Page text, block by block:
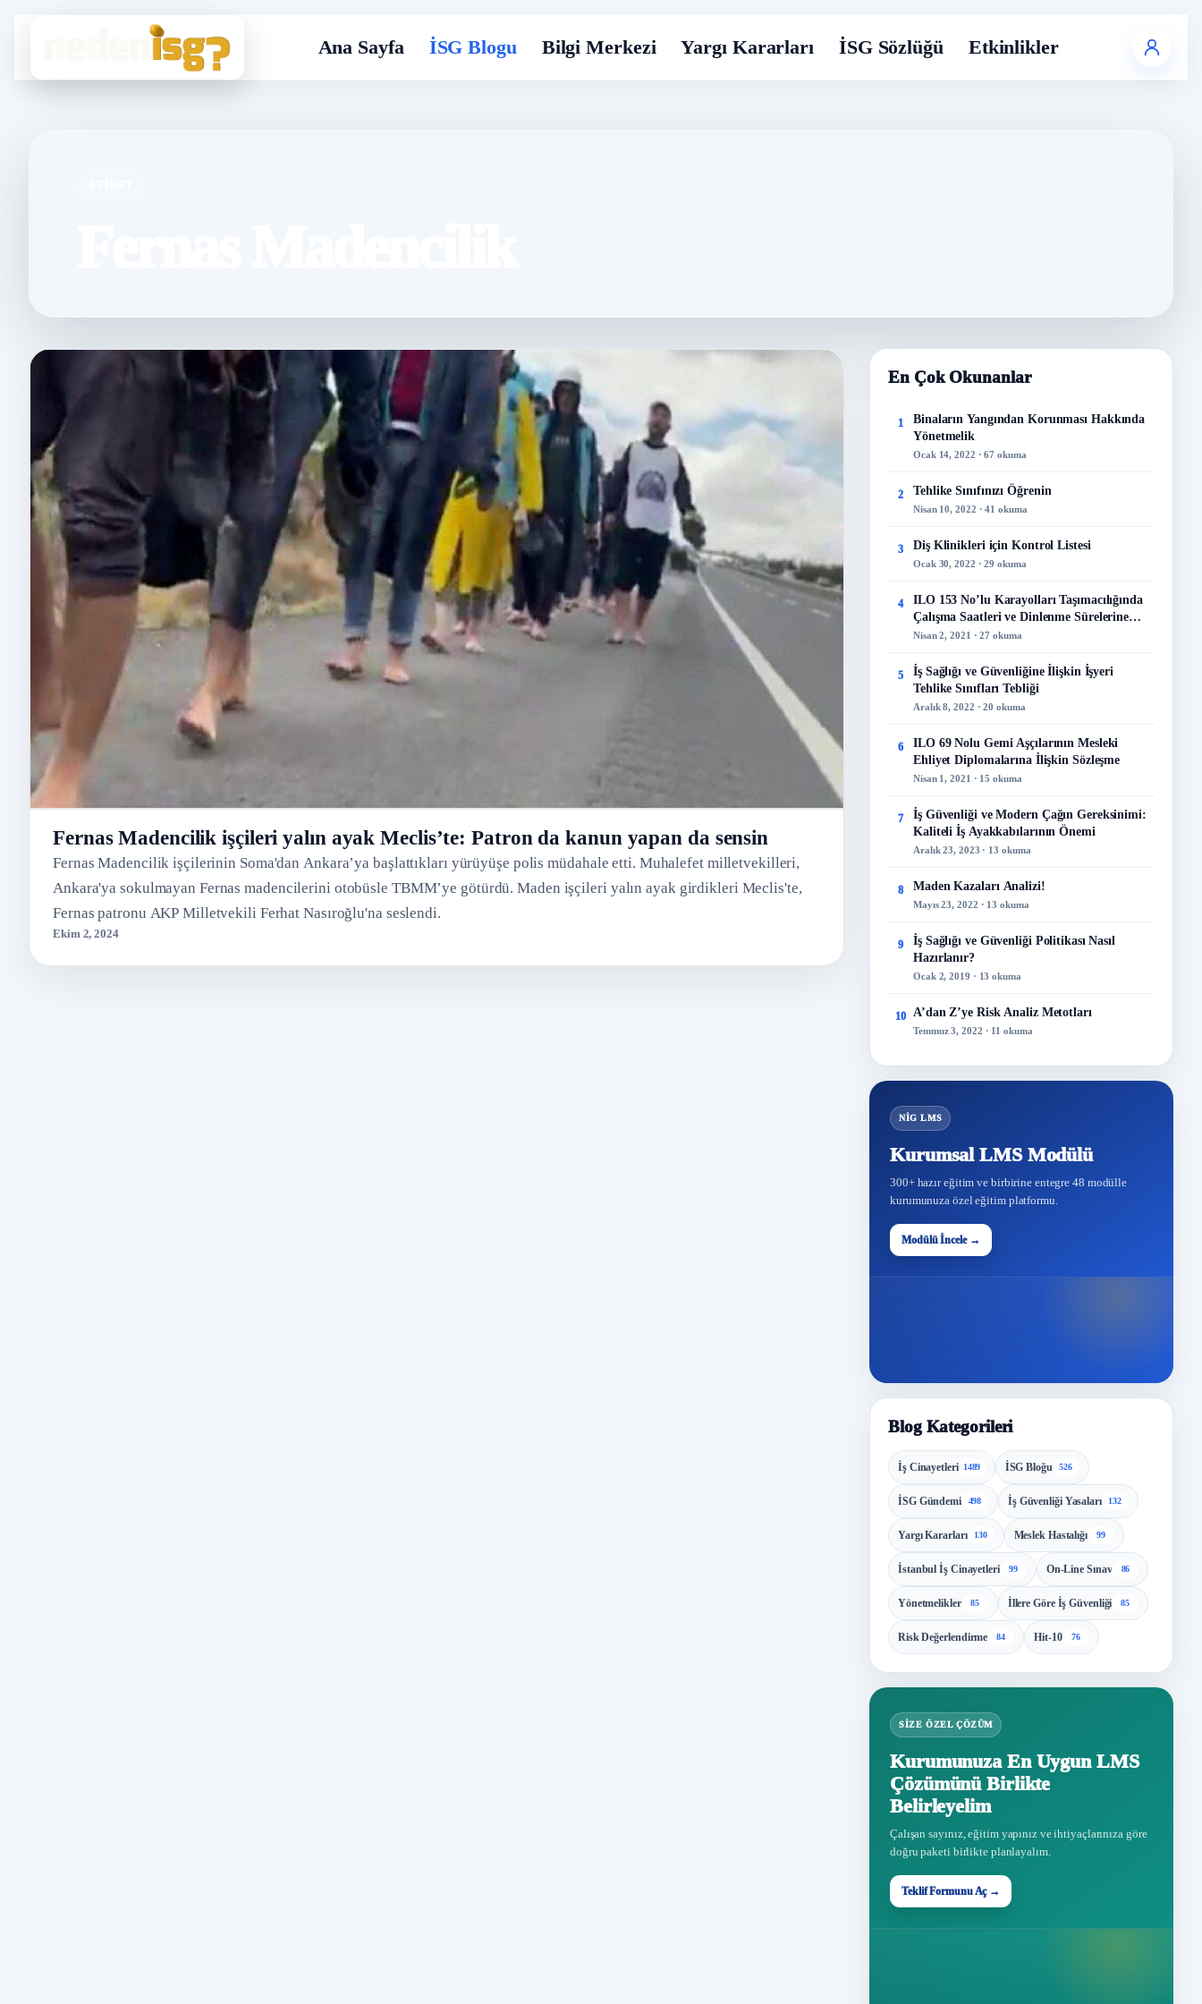
Ana Sayfa İSG Blogu Bilgi Merkezi Yargı Kararları İSG Sözlüğü Etkinlikler
Fernas Madencilik işçileri yalın ayak Meclis’te: Patron da kanun yapan da sensin
Fernas Madencilik işçilerinin Soma'dan Ankara’ya başlattıkları yürüyüşe polis müdahale etti. Muhalefet milletvekilleri,
Ankara'ya sokulmayan Fernas madencilerini otobüsle TBMM’ye götürdü. Maden işçileri yalın ayak girdikleri Meclis'te,
Fernas patronu AKP Milletvekili Ferhat Nasıroğlu'na seslendi.
Ekim 2, 2024
En Çok Okunanlar
1
Binaların Yangından Korunması Hakkında
Yönetmelik
Ocak 14, 2022 · 67 okuma
2 Tehlike Sınıfınızı Öğrenin
Nisan 10, 2022 · 41 okuma
3 Diş Klinikleri için Kontrol Listesi
Ocak 30, 2022 · 29 okuma
4
ILO 153 No’lu Karayolları Taşımacılığında
Çalışma Saatleri ve Dinlenme Sürelerine
İlişkin Sözleşme
Nisan 2, 2021 · 27 okuma
5
İş Sağlığı ve Güvenliğine İlişkin İşyeri
Tehlike Sınıfları Tebliği
Aralık 8, 2022 · 20 okuma
6
ILO 69 Nolu Gemi Aşçılarının Mesleki
Ehliyet Diplomalarına İlişkin Sözleşme
Nisan 1, 2021 · 15 okuma
7
İş Güvenliği ve Modern Çağın Gereksinimi:
Kaliteli İş Ayakkabılarının Önemi
Aralık 23, 2023 · 13 okuma
8 Maden Kazaları Analizi!
Mayıs 23, 2022 · 13 okuma
9
İş Sağlığı ve Güvenliği Politikası Nasıl
Hazırlanır?
Ocak 2, 2019 · 13 okuma
10 A’dan Z’ye Risk Analiz Metotları
Temmuz 3, 2022 · 11 okuma
NİG LMS
Kurumsal LMS Modülü
300+ hazır eğitim ve birbirine entegre 48 modülle
kurumunuza özel eğitim platformu.
Modülü İncele →
48
Modül
Blog Kategorileri
İş Cinayetleri 1489 İSG Bloğu 526
İSG Gündemi 498 İş Güvenliği Yasaları 132
Yargı Kararları 130 Meslek Hastalığı 99
İstanbul İş Cinayetleri 99 On-Line Sınav 86
Yönetmelikler 85 İllere Göre İş Güvenliği 85
Risk Değerlendirme 84 Hit-10 76
SIZE ÖZEL ÇÖZÜM
Kurumunuza En Uygun LMS
Çözümünü Birlikte
Belirleyelim
Çalışan sayınız, eğitim yapınız ve ihtiyaçlarınıza göre
doğru paketi birlikte planlayalım.
Teklif Formunu Aç →
Teklif